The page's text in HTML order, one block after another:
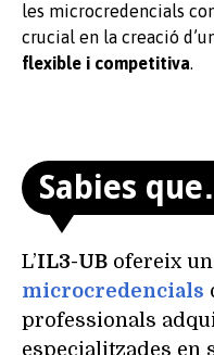
les microcredencials
crucial en la creació
flexible i competitiva.
Sabies
L’IL3-UB ofereix
microcredencials
professionals
especialitzades en